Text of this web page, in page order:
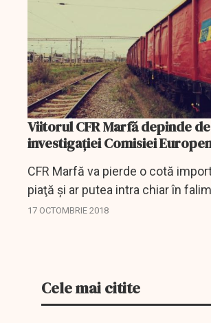
Viitorul CFR Marfă depinde
investigaţiei Comisiei
CFR Marfă va pierde o cotă
piaţă şi ar putea intra chiar în
în care Comisia Europeană
17 OCTOMBRIE 2018
Cele mai citite